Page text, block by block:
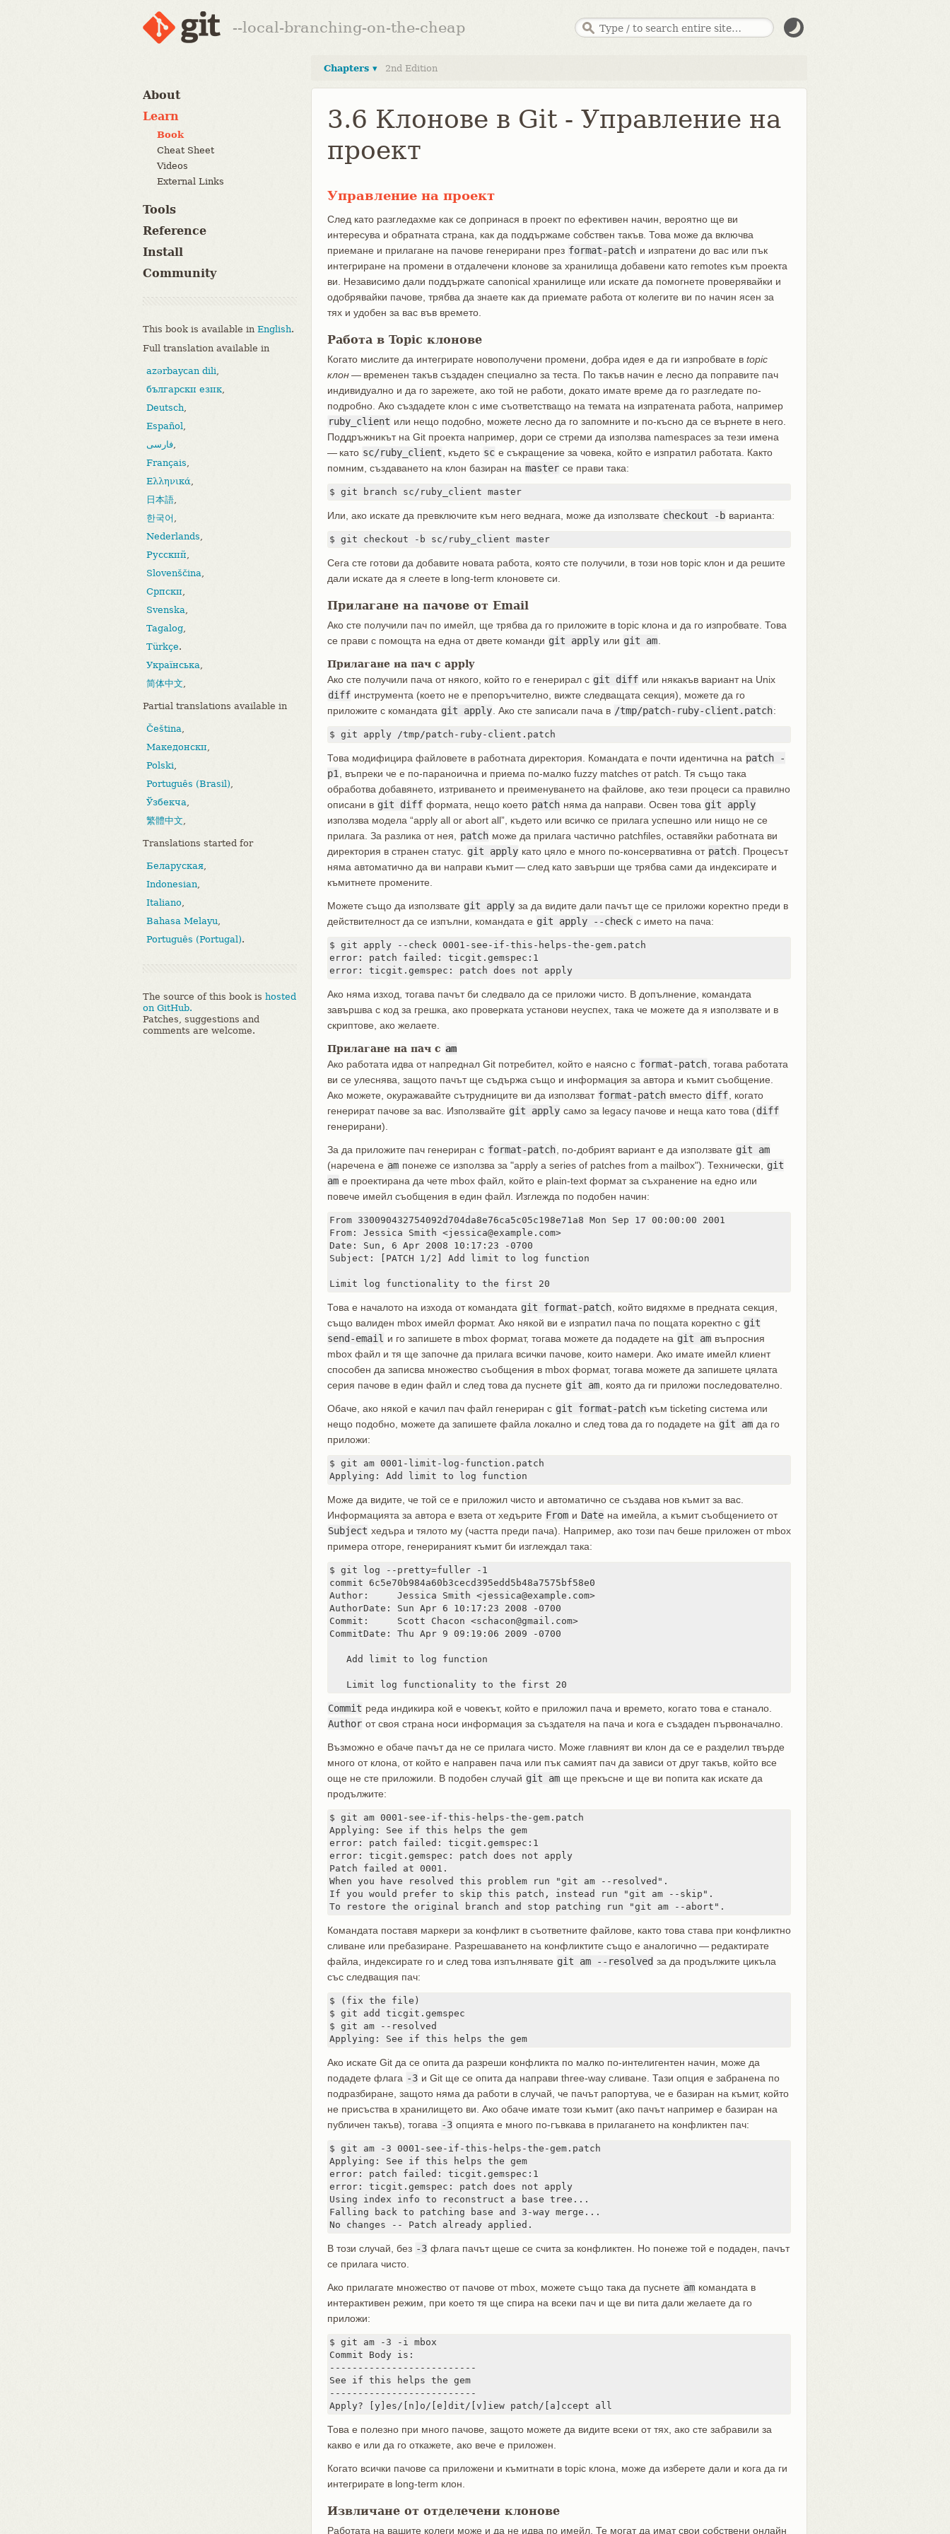
--local-branching-on-the-cheap
About
Learn
Book
Cheat Sheet
Videos
External Links
Tools
Reference
Install
Community
This book is available in English.
Full translation available in
azərbaycan dili,
български език,
Deutsch,
Español,
فارسی,
Français,
Ελληνικά,
日本語,
한국어 ,
Nederlands,
Русский,
Slovenščina,
Српски,
Svenska,
Tagalog,
Türkçe.
Українська,
简体中文,
Partial translations available in
Čeština,
Македонски,
Polski,
Português (Brasil),
Ўзбекча,
繁體中文,
Translations started for
Беларуская,
Indonesian,
Italiano,
Bahasa Melayu,
Português (Portugal).
The source of this book is hosted
on GitHub.
Patches, suggestions and
comments are welcome.
Chapters ▾ 2nd Edition
3.6 Клонове в Git - Управление на
проект
Управление на проект
След като разгледахме как се допринася в проект по ефективен начин, вероятно ще ви
интересува и обратната страна, как да поддържаме собствен такъв. Това може да включва
приемане и прилагане на пачове генерирани през format-patch и изпратени до вас или пък
интегриране на промени в отдалечени клонове за хранилища добавени като remotes към проекта
ви. Независимо дали поддържате canonical хранилище или искате да помогнете проверявайки и
одобрявайки пачове, трябва да знаете как да приемате работа от колегите ви по начин ясен за
тях и удобен за вас във времето.
Работа в Topic клонове
Когато мислите да интегрирате новополучени промени, добра идея е да ги изпробвате в topic
клон— временен такъв създаден специално за теста. По такъв начин е лесно да поправите пач
индивидуално и да го зарежете, ако той не работи, докато имате време да го разгледате по-
подробно. Ако създадете клон с име съответстващо на темата на изпратената работа, например
ruby_client или нещо подобно, можете лесно да го запомните и по-късно да се върнете в него.
Поддръжникът на Git проекта например, дори се стреми да използва namespaces за тези имена
— като sc/ruby_client , където sc е съкращение за човека, който е изпратил работата. Както
помним, създаването на клон базиран на master се прави така:
$ git branch sc/ruby_client master
Или, ако искате да превключите към него веднага, може да използвате checkout -b варианта:
$ git checkout -b sc/ruby_client master
Сега сте готови да добавите новата работа, която сте получили, в този нов topic клон и да решите
дали искате да я слеете в long-term клоновете си.
Прилагане на пачове от Email
Ако сте получили пач по имейл, ще трябва да го приложите в topic клона и да го изпробвате. Това
се прави с помощта на една от двете команди git apply или git am
Прилагане на пач с apply
Ако сте получили пача от някого, който го е генерирал с git diff или някакъв вариант на Unix
diff инструмента (което не е препоръчително, вижте следващата секция), можете да го
приложите с командата git apply . Ако сте записали пача в /tmp/patch-ruby-client.patch:
$ git apply /tmp/patch-ruby-client.patch
Това модифицира файловете в работната директория. Командата е почти идентична на patch -
p1
, въпреки че е по-параноична и приема по-малко fuzzy matches от patch. Тя също така
обработва добавянето, изтриването и преименуването на файлове, ако тези процеси са правилно
описани в git diff формата, нещо което patch няма да направи. Освен това git apply
използва модела “apply all or abort all”, където или всичко се прилага успешно или нищо не се
прилага. За разлика от нея,
patch може да прилага частично patchfiles, оставяйки работната ви
директория в странен статус.
git apply като цяло е много по-консервативна от patch . Процесът
няма автоматично да ви направи къмит — след като завърши ще трябва сами да индексирате и
къмитнете промените.
Можете също да използвате git apply за да видите дали пачът ще се приложи коректно преди в
действителност да се изпълни, командата е git apply --check с името на пача:
$ git apply --check 0001-see-if-this-helps-the-gem.patch
error: patch failed: ticgit.gemspec:1
error: ticgit.gemspec: patch does not apply
Ако няма изход, тогава пачът би следвало да се приложи чисто. В допълнение, командата
завършва с код за грешка, ако проверката установи неуспех, така че можете да я използвате и в
скриптове, ако желаете.
Прилагане на пач с am
Ако работата идва от напреднал Git потребител, който е наясно с format-patch , тогава работата
ви се улеснява, защото пачът ще съдържа също и информация за автора и къмит съобщение.
Ако можете, окуражавайте сътрудниците ви да използват format-patch вместо diff , когато
генерират пачове за вас. Използвайте git apply само за legacy пачове и неща като това (diff
генерирани).
За да приложите пач генериран с format-patch , по-добрият вариант е да използвате git am
(наречена е am понеже се използва за "apply a series of patches from a mailbox"). Технически,
git
am е проектирана да чете mbox файл, който е plain-text формат за съхранение на едно или
повече имейл съобщения в един файл. Изглежда по подобен начин:
From 330090432754092d704da8e76ca5c05c198e71a8 Mon Sep 17 00:00:00 2001
From: Jessica Smith <jessica@example.com>
Date: Sun, 6 Apr 2008 10:17:23 -0700
Subject: [PATCH 1/2] Add limit to log function
Limit log functionality to the first 20
Това е началото на изхода от командата git format-patch , който видяхме в предната секция,
също валиден mbox имейл формат. Ако някой ви е изпратил пача по пощата коректно с git
send-email и го запишете в mbox формат, тогава можете да подадете на git am въпросния
mbox файл и тя ще започне да прилага всички пачове, които намери. Ако имате имейл клиент
способен да записва множество съобщения в mbox формат, тогава можете да запишете цялата
серия пачове в един файл и след това да пуснете git am , която да ги приложи последователно.
Обаче, ако някой е качил пач файл генериран с git format-patch към ticketing система или
нещо подобно, можете да запишете файла локално и след това да го подадете на git am да го
приложи:
$ git am 0001-limit-log-function.patch
Applying: Add limit to log function
Може да видите, че той се е приложил чисто и автоматично се създава нов къмит за вас.
Информацията за автора е взета от хедърите From и Date на имейла, а къмит съобщението от
Subject хедъра и тялото му (частта преди пача). Например, ако този пач беше приложен от mbox
примера отгоре, генерираният къмит би изглеждал така:
$ git log --pretty=fuller -1
commit 6c5e70b984a60b3cecd395edd5b48a7575bf58e0
Author:     Jessica Smith <jessica@example.com>
AuthorDate: Sun Apr 6 10:17:23 2008 -0700
Commit:     Scott Chacon <schacon@gmail.com>
CommitDate: Thu Apr 9 09:19:06 2009 -0700
   Add limit to log function
   Limit log functionality to the first 20
Commit реда индикира кой е човекът, който е приложил пача и времето, когато това е станало.
Author от своя страна носи информация за създателя на пача и кога е създаден първоначално.
Възможно е обаче пачът да не се прилага чисто. Може главният ви клон да се е разделил твърде
много от клона, от който е направен пача или пък самият пач да зависи от друг такъв, който все
още не сте приложили. В подобен случай git am ще прекъсне и ще ви попита как искате да
продължите:
$ git am 0001-see-if-this-helps-the-gem.patch
Applying: See if this helps the gem
error: patch failed: ticgit.gemspec:1
error: ticgit.gemspec: patch does not apply
Patch failed at 0001.
When you have resolved this problem run "git am --resolved".
If you would prefer to skip this patch, instead run "git am --skip".
To restore the original branch and stop patching run "git am --abort".
Командата поставя маркери за конфликт в съответните файлове, както това става при конфликтно
сливане или пребазиране. Разрешаването на конфликтите също е аналогично — редактирате
файла, индексирате го и след това изпълнявате git am --resolved за да продължите цикъла
със следващия пач:
$ (fix the file)
$ git add ticgit.gemspec
$ git am --resolved
Applying: See if this helps the gem
Ако искате Git да се опита да разреши конфликта по малко по-интелигентен начин, може да
подадете флага -3 и Git ще се опита да направи three-way сливане. Тази опция е забранена по
подразбиране, защото няма да работи в случай, че пачът рапортува, че е базиран на къмит, който
не присъства в хранилището ви. Ако обаче имате този къмит (ако пачът например е базиран на
публичен такъв), тогава -3 опцията е много по-гъвкава в прилагането на конфликтен пач:
$ git am -3 0001-see-if-this-helps-the-gem.patch
Applying: See if this helps the gem
error: patch failed: ticgit.gemspec:1
error: ticgit.gemspec: patch does not apply
Using index info to reconstruct a base tree...
Falling back to patching base and 3-way merge...
No changes -- Patch already applied.
В този случай, без -3 флага пачът щеше се счита за конфликтен. Но понеже той е подаден, пачът
се прилага чисто.
Ако прилагате множество от пачове от mbox, можете също така да пуснете am командата в
интерактивен режим, при което тя ще спира на всеки пач и ще ви пита дали желаете да го
приложи:
$ git am -3 -i mbox
Commit Body is:
--------------------------
See if this helps the gem
--------------------------
Apply? [y]es/[n]o/[e]dit/[v]iew patch/[a]ccept all
Това е полезно при много пачове, защото можете да видите всеки от тях, ако сте забравили за
какво е или да го откажете, ако вече е приложен.
Когато всички пачове са приложени и къмитнати в topic клона, може да изберете дали и кога да ги
интегрирате в long-term клон.
Извличане от отделечени клонове
Работата на вашите колеги може и да не идва по имейл. Те могат да имат свои собствени онлайн